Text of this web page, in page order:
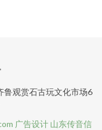
鲁观赏石古玩文化市场6
广告设计 山东传音信